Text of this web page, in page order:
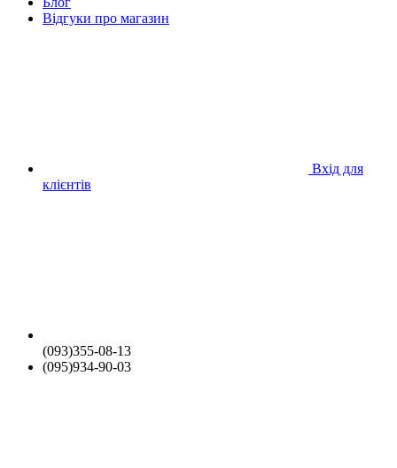
Відгуки про магазин
Вхід для
клієнтів
(093)355-08-13
(095)934-90-03